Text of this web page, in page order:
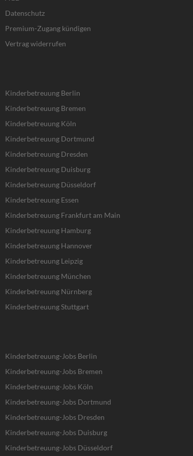
k
-
f
a
m
Datenschutz
Premium-Zugang kündigen
Vertrag widerrufen
Kinderbetreuung Berlin
Kinderbetreuung Bremen
Kinderbetreuung Köln
Kinderbetreuung Dortmund
Kinderbetreuung Dresden
Kinderbetreuung Duisburg
Kinderbetreuung Düsseldorf
Kinderbetreuung Essen
Kinderbetreuung Frankfurt am Main
Kinderbetreuung Hamburg
Kinderbetreuung Hannover
Kinderbetreuung Leipzig
Kinderbetreuung München
Kinderbetreuung Nürnberg
Kinderbetreuung Stuttgart
Kinderbetreuung-Jobs Berlin
Kinderbetreuung-Jobs Bremen
Kinderbetreuung-Jobs Köln
Kinderbetreuung-Jobs Dortmund
Kinderbetreuung-Jobs Dresden
Kinderbetreuung-Jobs Duisburg
Kinderbetreuung-Jobs Düsseldorf